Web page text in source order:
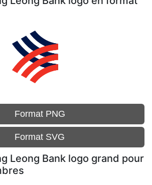
Format PNG
Format SVG
Leong Bank logo grand pour